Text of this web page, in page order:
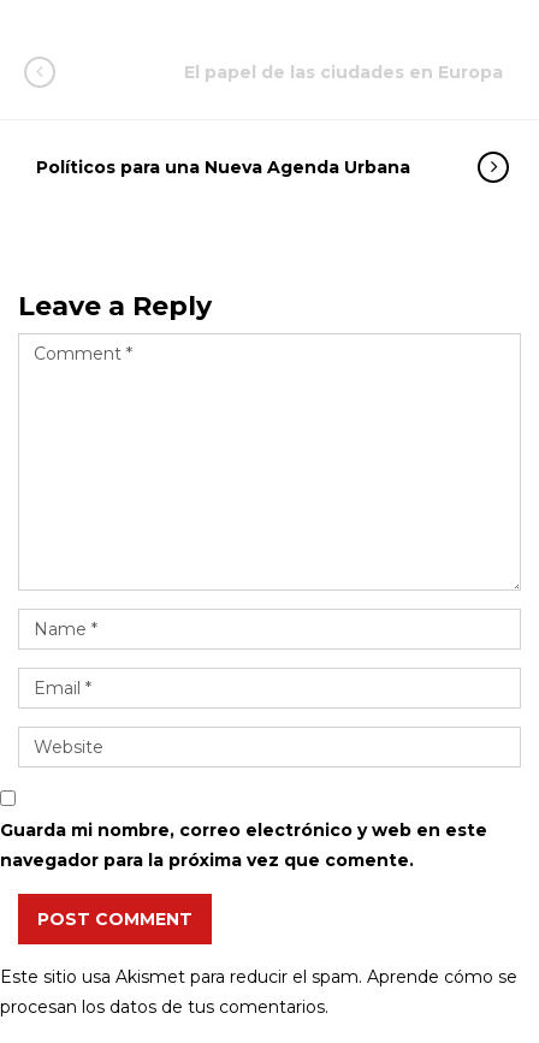
El papel de las ciudades en Europa
Políticos para una Nueva Agenda Urbana
Leave a Reply
Guarda mi nombre, correo electrónico y web en este
navegador para la próxima vez que comente.
POST COMMENT
Este sitio usa Akismet para reducir el spam. Aprende cómo se
procesan los datos de tus comentarios.